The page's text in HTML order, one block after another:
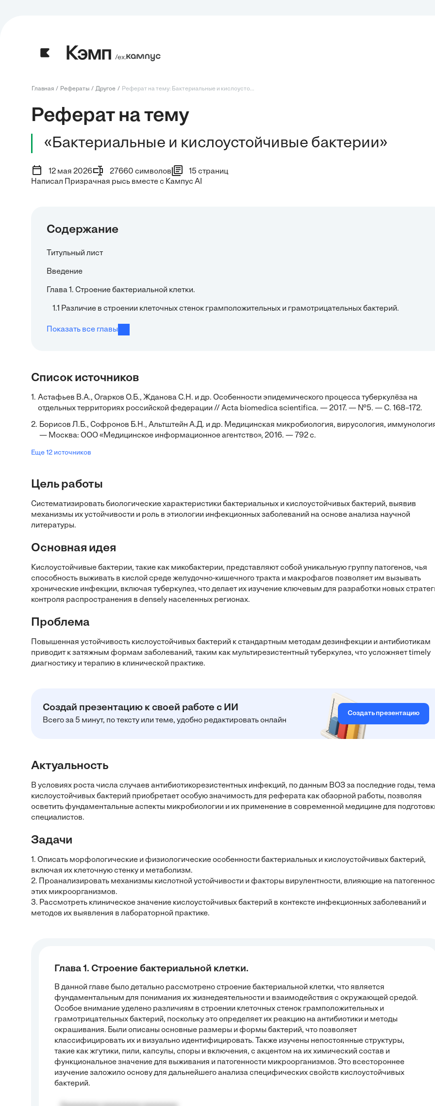
/ех.
Главная Рефераты Другое Реферат на тему: Бактериальные и кислоусто...
Реферат на тему
«Бактериальные и кислоустойчивые бактерии»
12 мая 2026 27660 символов
15 страниц
Написал Призрачная рысь вместе с Кампус AI
Содержание
Титульный лист
Введение
Глава 1. Строение бактериальной клетки.
1.1 Различие в строении клеточных стенок грамположительных и грамотрицательных бактерий.
Показать все главы
Список источников
1. Астафьев В.А., Огарков О.Б., Жданова С.Н. и др. Особенности эпидемического процесса туберкулёза на
отдельных территориях российской федерации // Acta biomedica scientifica. — 2017. — №5. — С. 168–172.
2. Борисов Л.Б., Софронов Б.Н., Альтштейн А.Д. и др. Медицинская микробиология, вирусология,
— Москва: ООО «Медицинское информационное агентство», 2016. — 792 с.
Еще 12 источников
Цель работы
Систематизировать биологические характеристики бактериальных и кислоустойчивых бактерий, выявив
механизмы их устойчивости и роль в этиологии инфекционных заболеваний на основе анализа научной
литературы.
Основная идея
Кислоустойчивые бактерии, такие как микобактерии, представляют собой уникальную группу патогенов, чья
способность выживать в кислой среде желудочно-кишечного тракта и макрофагов позволяет им вызывать
хронические инфекции, включая туберкулез, что делает их изучение ключевым для разработки новых
контроля распространения в densely населенных регионах.
Проблема
Повышенная устойчивость кислоустойчивых бактерий к стандартным методам дезинфекции и антибиотикам
приводит к затяжным формам заболеваний, таким как мультирезистентный туберкулез, что усложняет timely
диагностику и терапию в клинической практике.
Создай презентацию к своей работе с ИИ
Всего за 5 минут, по тексту или теме, удобно редактировать онлайн
Создать презентацию
Актуальность
В условиях роста числа случаев антибиотикорезистентных инфекций, по данным ВОЗ за последние годы, тема
кислоустойчивых бактерий приобретает особую значимость для реферата как обзорной работы, позволяя
осветить фундаментальные аспекты микробиологии и их применение в современной медицине для
специалистов.
Задачи
1. Описать морфологические и физиологические особенности бактериальных и кислоустойчивых бактерий,
включая их клеточную стенку и метаболизм.
2. Проанализировать механизмы кислотной устойчивости и факторы вирулентности, влияющие на
этих микроорганизмов.
3. Рассмотреть клиническое значение кислоустойчивых бактерий в контексте инфекционных заболеваний и
методов их выявления в лабораторной практике.
Глава 1. Строение бактериальной клетки.
В данной главе было детально рассмотрено строение бактериальной клетки, что является
фундаментальным для понимания их жизнедеятельности и взаимодействия с окружающей средой.
Особое внимание уделено различиям в строении клеточных стенок грамположительных и
грамотрицательных бактерий, поскольку это определяет их реакцию на антибиотики и методы
окрашивания. Были описаны основные размеры и формы бактерий, что позволяет
классифицировать их и визуально идентифицировать. Также изучены непостоянные структуры,
такие как жгутики, пили, капсулы, споры и включения, с акцентом на их химический состав и
функциональное значение для выживания и патогенности микроорганизмов. Это всестороннее
изучение заложило основу для дальнейшего анализа специфических свойств кислоустойчивых
бактерий.